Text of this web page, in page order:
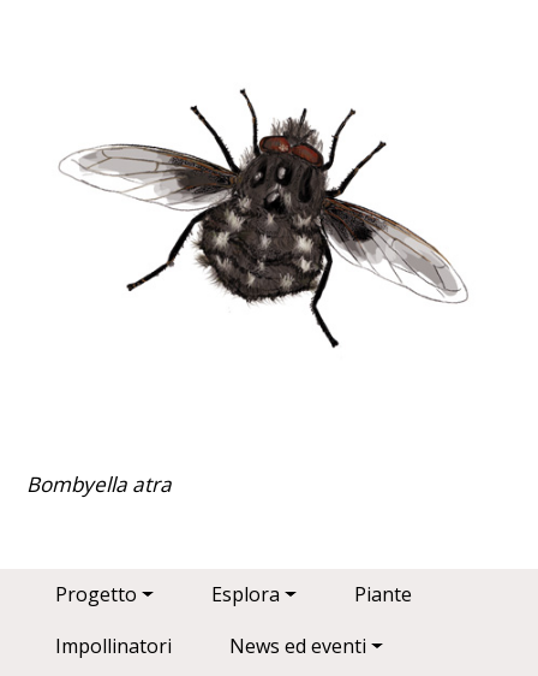
Bombyella atra
Main navigation
Progetto Esplora
Piante
Impollinatori
News ed eventi